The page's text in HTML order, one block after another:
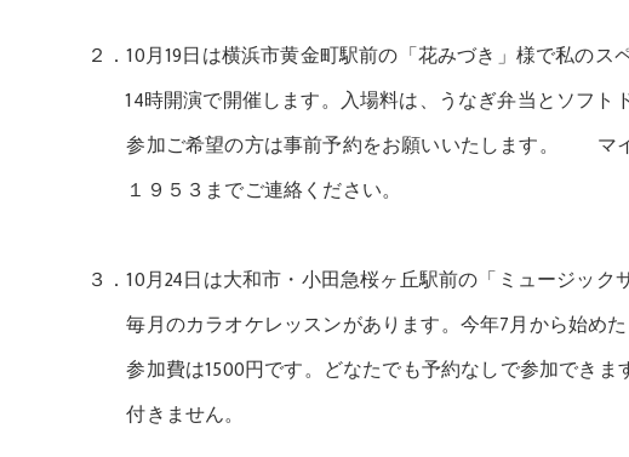
２．10月19日は横浜市黄金町駅前の「花みづき」様で私のス
14時開演で開催します。入場料は、うなぎ弁当とソフト
参加ご希望の方は事前予約をお願いいたします。 マイ
１９５３までご連絡ください。
３．10月24日は大和市・小田急桜ヶ丘駅前の「ミュージッ
毎月のカラオケレッスンがあります。今年7月から始めた
参加費は1500円です。どなたでも予約なしで参加できま
付きません。